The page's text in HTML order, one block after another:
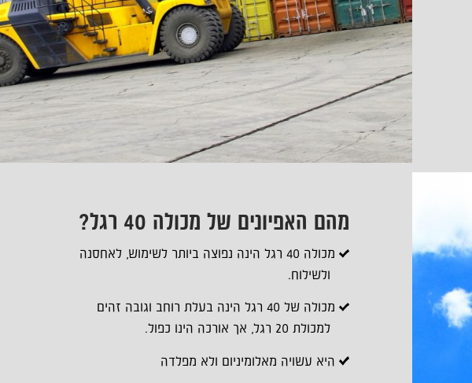
מהם האפיונים של מכולה 40 רגל?
מכולה 40 רגל הינה נפוצה ביותר לשימוש, לאחסנה
ולשילוח.
מכולה של 40 רגל הינה בעלת רוחב וגובה זהים
למכולת 20 רגל, אך אורכה הינו כפול.
היא עשויה מאלומיניום ולא מפלדה